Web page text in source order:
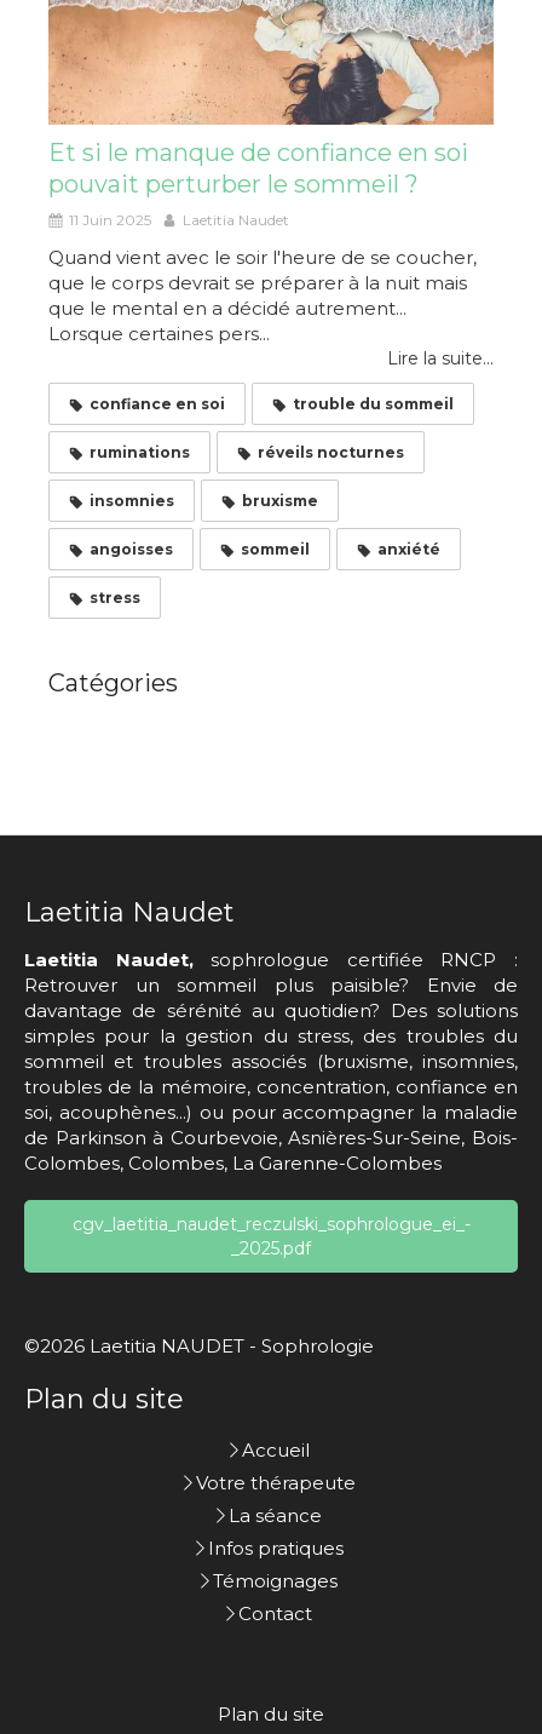
Et si le manque de confiance en soi
pouvait perturber le sommeil ?
11 Juin 2025 Laetitia Naudet
Quand vient avec le soir l'heure de se coucher,
que le corps devrait se préparer à la nuit mais
que le mental en a décidé autrement...
Lorsque certaines pers...
Lire la suite...
confiance en soi trouble du sommeil
ruminations réveils nocturnes
insomnies bruxisme
angoisses sommeil anxiété
stress
Catégories
Laetitia Naudet
Laetitia Naudet,sophrologue certifiée RNCP :
Retrouver un sommeil plus paisible? Envie de
davantage de sérénité au quotidien? Des solutions
simples pour la gestion du stress, des troubles du
sommeil et troubles associés (bruxisme, insomnies,
troubles de la mémoire, concentration, confiance en
soi, acouphènes...) ou pour accompagner la maladie
de Parkinson à Courbevoie, Asnières-Sur-Seine, Bois-
Colombes, Colombes, La Garenne-Colombes
cgv_laetitia_naudet_reczulski_sophrologue_ei_-
_2025.pdf
©2026 Laetitia NAUDET - Sophrologie
Plan du site
Accueil
Votre thérapeute
La séance
Infos pratiques
Témoignages
Contact
Plan du site